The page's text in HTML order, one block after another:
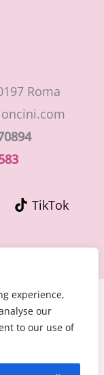
experience,
our
to our use of
Roma
TikTok
- Dott.ssa Cinzia
e Ginecologia
Roma 30776 del